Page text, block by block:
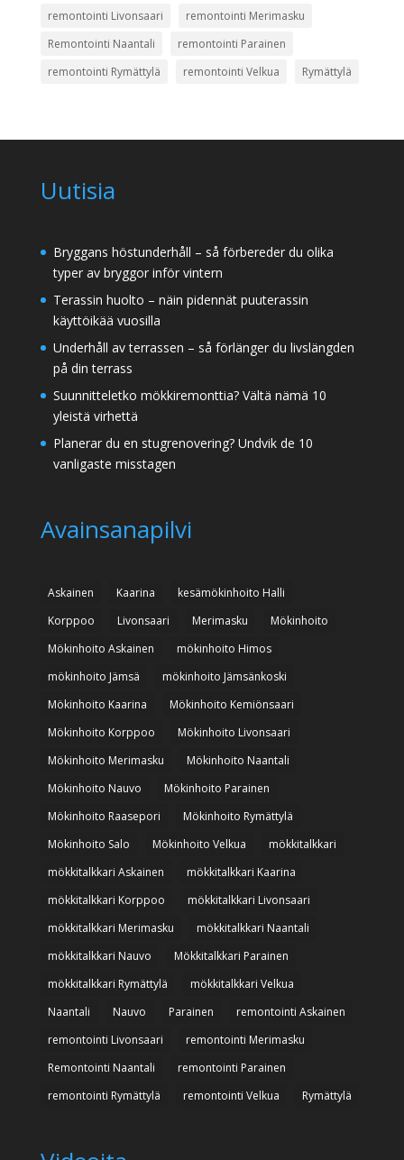
remontointi Livonsaari
remontointi Merimasku
Remontointi Naantali
remontointi Parainen
remontointi Rymättylä
remontointi Velkua Rymättylä
Uutisia
Bryggans höstunderhåll – så förbereder du olika
typer av bryggor inför vintern
Terassin huolto – näin pidennät puuterassin
käyttöikää vuosilla
Underhåll av terrassen – så förlänger du livslängden
på din terrass
Suunnitteletko mökkiremonttia? Vältä nämä 10
yleistä virhettä
Planerar du en stugrenovering? Undvik de 10
vanligaste misstagen
Avainsanapilvi
Askainen Kaarina
kesämökinhoito Halli
Korppoo
Livonsaari Merimasku
Mökinhoito
Mökinhoito Askainen
mökinhoito Himos
mökinhoito Jämsä
mökinhoito Jämsänkoski
Mökinhoito Kaarina
Mökinhoito Kemiönsaari
Mökinhoito Korppoo
Mökinhoito Livonsaari
Mökinhoito Merimasku
Mökinhoito Naantali
Mökinhoito Nauvo
Mökinhoito Parainen
Mökinhoito Raasepori
Mökinhoito Rymättylä
Mökinhoito Salo
Mökinhoito Velkua
mökkitalkkari
mökkitalkkari Askainen
mökkitalkkari Kaarina
mökkitalkkari Korppoo
mökkitalkkari Livonsaari
mökkitalkkari Merimasku
mökkitalkkari Naantali
mökkitalkkari Nauvo
Mökkitalkkari Parainen
mökkitalkkari Rymättylä
mökkitalkkari Velkua
Naantali
Nauvo Parainen
remontointi Askainen
remontointi Livonsaari
remontointi Merimasku
Remontointi Naantali
remontointi Parainen
remontointi Rymättylä
remontointi Velkua Rymättylä